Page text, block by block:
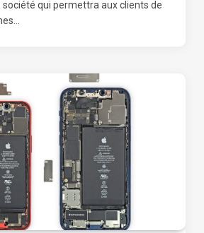
qui permettra aux clients de